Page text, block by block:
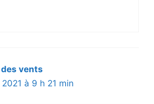
des vents
2021 à 9 h 21 min